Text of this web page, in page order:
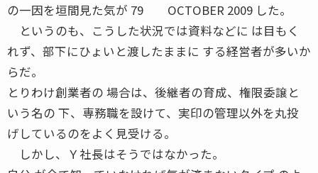
の一因を垣間見た気が 79 OCTOBER 2009 した。
というのも、こうした状況では資料などに は目もく
れず、部下にひょいと渡したままに する経営者が多いか
らだ。
とりわけ創業者の 場合は、後継者の育成、権限委譲と
いう名の 下、専務職を設けて、実印の管理以外を丸投
げしているのをよく見受ける。
しかし、Ｙ社長はそうではなかった。